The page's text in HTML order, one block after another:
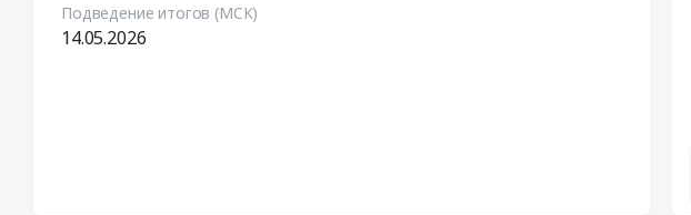
Подведение итогов (МСК)
14.05.2026